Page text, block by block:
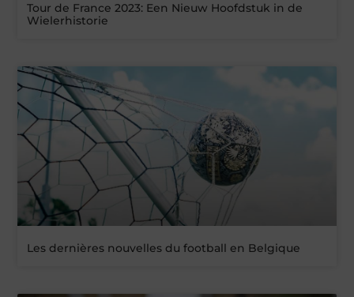
Tour de France 2023: Een Nieuw Hoofdstuk in de
Wielerhistorie
Les dernières nouvelles du football en Belgique